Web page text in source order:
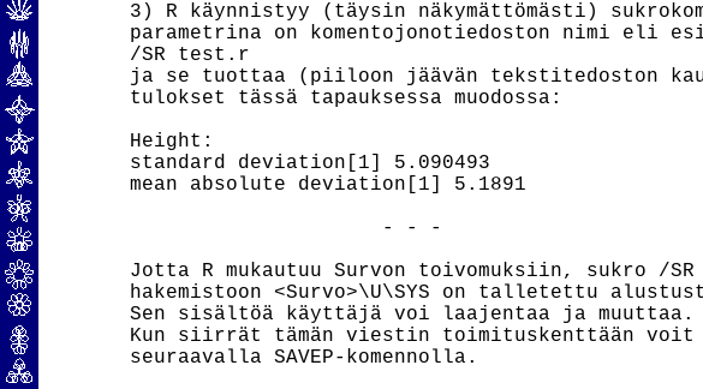
3) R käynnistyy (täysin näkymättömästi)
parametrina on komentojonotiedoston nimi eli
/SR test.r
ja se tuottaa (piiloon jäävän tekstitedoston
tulokset tässä tapauksessa muodossa:
Height:
standard deviation[1] 5.090493
mean absolute deviation[1] 5.1891
                     - - -
Jotta R mukautuu Survon toivomuksiin, sukro /
hakemistoon <Survo>\U\SYS on talletettu
Sen sisältöä käyttäjä voi laajentaa ja muuttaa.
Kun siirrät tämän viestin toimituskenttään voit
seuraavalla SAVEP-komennolla.